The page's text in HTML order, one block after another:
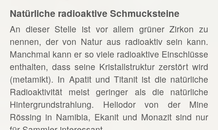
Natürliche radioaktive Schmucksteine
An dieser Stelle ist vor allem grüner Zirkon zu
nennen, der von Natur aus radioaktiv sein kann.
Manchmal kann er so viele radioaktive Einschlüsse
enthalten, dass seine Kristallstruktur zerstört wird
(metamikt). In Apatit und Titanit ist die natürliche
Radioaktivität meist geringer als die natürliche
Hintergrundstrahlung. Heliodor von der Mine
Rössing in Namibia, Ekanit und Monazit sind nur